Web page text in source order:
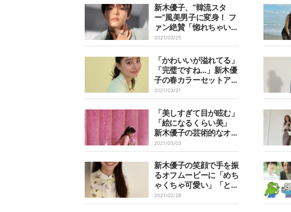
新木優子、“韓流スタ
ー”風美男子に変身！ フ
ァン絶賛「惚れちゃいそ
う」「イケメンすぎ」
2021/03/25
「かわいいが溢れてる」
「完璧ですね…」新木優
子の春カラーセットアッ
プにファン絶賛
2021/03/21
「美しすぎて目が眩む」
「絵になるくらい美」
新木優子の芸術的なオフ
ショットにファン絶賛
2021/03/03
新木優子の笑顔で手を振
るオフムービーに「めち
ゃくちゃ可愛い」「とて
も綺麗」とファン悶絶
2021/02/28